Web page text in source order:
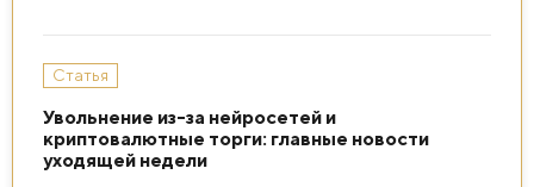
Статья
Увольнение из-за нейросетей и
криптовалютные торги: главные новости
уходящей недели